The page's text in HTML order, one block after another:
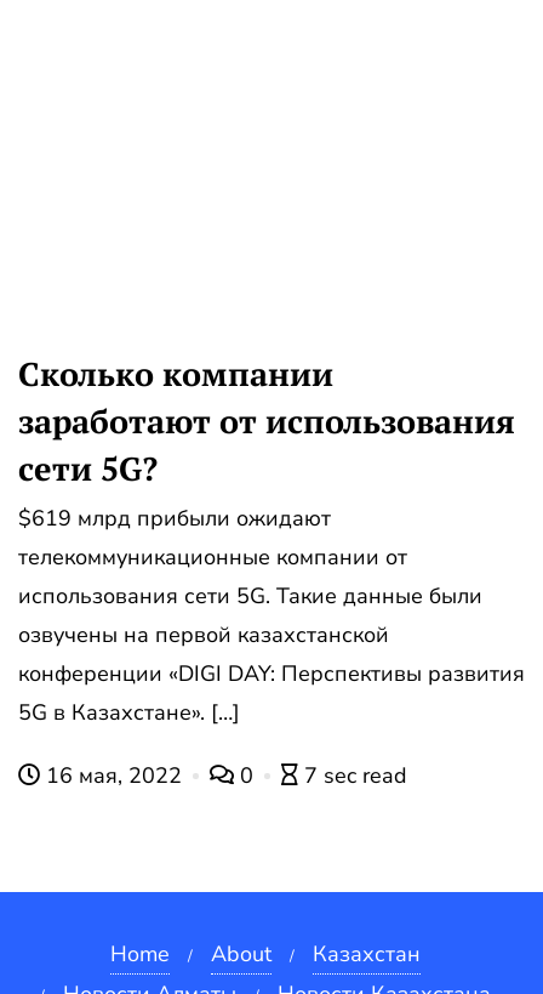
Сколько компании
заработают от использования
сети 5G?
$619 млрд прибыли ожидают
телекоммуникационные компании от
использования сети 5G. Такие данные были
озвучены на первой казахстанской
конференции «DIGI DAY: Перспективы развития
5G в Казахстане». […]
16 мая, 2022 0 7 sec read
Home About
Казахстан